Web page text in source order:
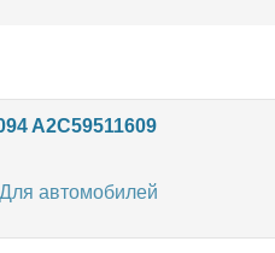
A2C59511609
автомобилей